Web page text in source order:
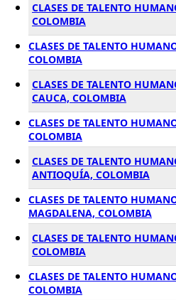
CLASES DE TALENTO
COLOMBIA
CLASES DE TALENTO
COLOMBIA
CLASES DE TALENTO
CAUCA, COLOMBIA
CLASES DE TALENTO
COLOMBIA
CLASES DE TALENTO
ANTIOQUÍA, COLOMBIA
CLASES DE TALENTO
MAGDALENA, COLOMBIA
CLASES DE TALENTO
COLOMBIA
CLASES DE TALENTO
COLOMBIA